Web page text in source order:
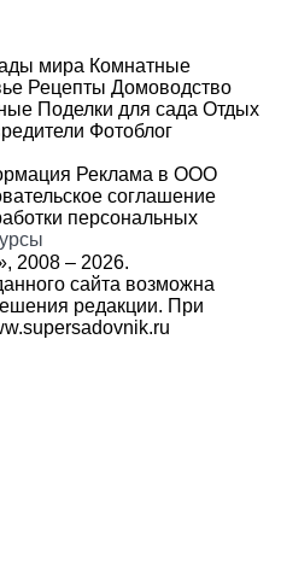
мира Комнатные
Рецепты Домоводство
Поделки для сада Отдых
Фотоблог
Реклама в ООО
соглашение
персональных
2008 – 2026.
сайта возможна
редакции. При